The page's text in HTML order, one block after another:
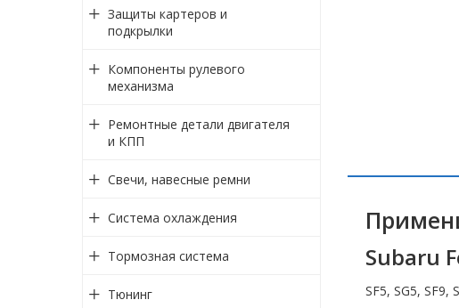
Защиты картеров и
подкрылки
Компоненты рулевого
механизма
Ремонтные детали двигателя
и КПП
Свечи, навесные ремни
Система охлаждения
Тормозная система
Тюнинг
Subaru
SF5, SG5, SF9,